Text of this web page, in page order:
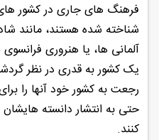
فرهنگ های جاری در کشور
شناخته شده هستند، مانند
آلمانی ها، یا هنروری
یک کشور به قدری در نظر
رجعت به کشور خود آنها را
حتی به انتشار دانسته
کنند.